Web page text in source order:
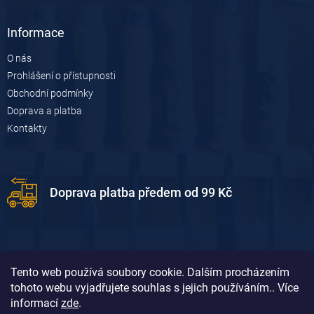
Tento web používá soubory cookie. Dalším procházením
tohoto webu vyjadřujete souhlas s jejich používáním.. Více
informací zde.
Informace
O nás
Prohlášení o přístupnosti
Obchodní podmínky
Doprava a platba
Kontakty
Doprava platba předem od 99 Kč
Doprava platba dobírkou od 119 Kč